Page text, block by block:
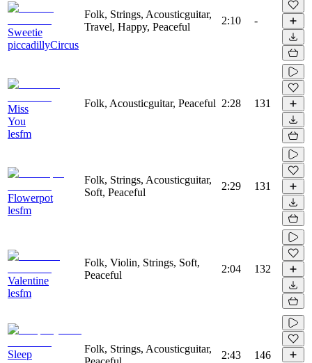
Sweetie
piccadillyCircus
Folk, Strings, Acousticguitar,
Travel, Happy, Peaceful
2:10 -
Miss
You
lesfm
Folk, Acousticguitar, Peaceful 2:28 131
Flowerpot
lesfm
Folk, Strings, Acousticguitar,
Soft, Peaceful
2:29 131
Valentine
lesfm
Folk, Violin, Strings, Soft,
Peaceful
2:04 132
Sleep
Folk, Strings, Acousticguitar,
2:43 146